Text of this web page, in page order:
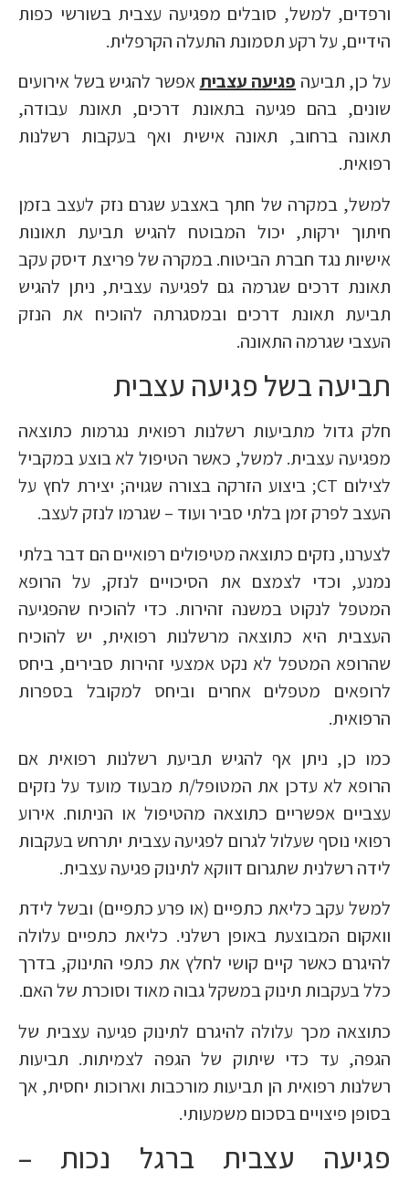
ורפדים, למשל, סובלים מפגיעה עצבית בשורשי כפות
הידיים, על רקע תסמונת התעלה הקרפלית.
על כן, תביעה פגיעה עצביתאפשר להגיש בשל אירועים
שונים, בהם פגיעה בתאונת דרכים, תאונת עבודה,
תאונה ברחוב, תאונה אישית ואף בעקבות רשלנות
רפואית.
למשל, במקרה של חתך באצבע שגרם נזק לעצב בזמן
חיתוך ירקות, יכול המבוטח להגיש תביעת תאונות
אישיות נגד חברת הביטוח. במקרה של פריצת דיסק עקב
תאונת דרכים שגרמה גם לפגיעה עצבית, ניתן להגיש
תביעת תאונת דרכים ובמסגרתה להוכיח את הנזק
העצבי שגרמה התאונה.
תביעה בשל פגיעה עצבית
חלק גדול מתביעות רשלנות רפואית נגרמות כתוצאה
מפגיעה עצבית. למשל, כאשר הטיפול לא בוצע במקביל
לצילום CT; ביצוע הזרקה בצורה שגויה; יצירת לחץ על
העצב לפרק זמן בלתי סביר ועוד – שגרמו לנזק לעצב.
לצערנו, נזקים כתוצאה מטיפולים רפואיים הם דבר בלתי
נמנע, וכדי לצמצם את הסיכויים לנזק, על הרופא
המטפל לנקוט במשנה זהירות. כדי להוכיח שהפגיעה
העצבית היא כתוצאה מרשלנות רפואית, יש להוכיח
שהרופא המטפל לא נקט אמצעי זהירות סבירים, ביחס
לרופאים מטפלים אחרים וביחס למקובל בספרות
הרפואית.
כמו כן, ניתן אף להגיש תביעת רשלנות רפואית אם
הרופא לא עדכן את המטופל/ת מבעוד מועד על נזקים
עצביים אפשריים כתוצאה מהטיפול או הניתוח. אירוע
רפואי נוסף שעלול לגרום לפגיעה עצבית יתרחש בעקבות
לידה רשלנית שתגרום דווקא לתינוק פגיעה עצבית.
למשל עקב כליאת כתפיים (או פרע כתפיים) ובשל לידת
וואקום המבוצעת באופן רשלני. כליאת כתפיים עלולה
להיגרם כאשר קיים קושי לחלץ את כתפי התינוק, בדרך
כלל בעקבות תינוק במשקל גבוה מאוד וסוכרת של האם.
כתוצאה מכך עלולה להיגרם לתינוק פגיעה עצבית של
הגפה, עד כדי שיתוק של הגפה לצמיתות. תביעות
רשלנות רפואית הן תביעות מורכבות וארוכות יחסית, אך
בסופן פיצויים בסכום משמעותי.
פגיעה עצבית ברגל נכות –